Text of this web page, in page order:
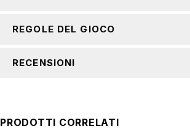
REGOLE DEL GIOCO
RECENSIONI
PRODOTTI CORRELATI